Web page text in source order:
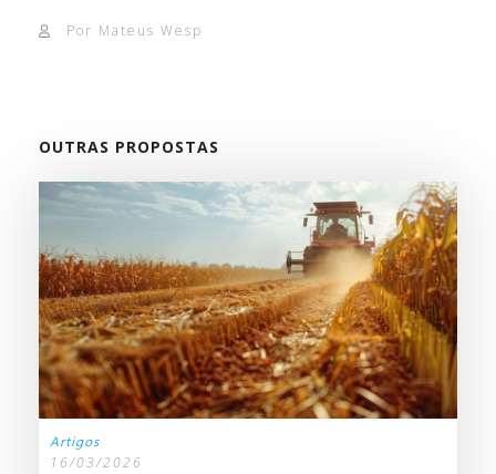
Por Mateus Wesp
OUTRAS PROPOSTAS
Artigos
16/03/2026